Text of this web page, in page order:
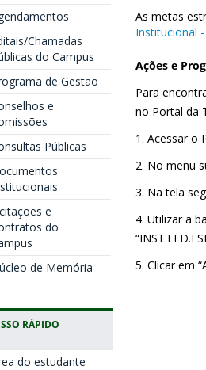
Chamadas
do Campus
de Gestão
e
Públicas
e
do
de Memória
RÁPIDO
do estudante
As metas
Institucional
Ações e
Para
no Portal da
1. Acessar o
2. No menu
3. Na tela
4. Utilizar a
5. Clicar em